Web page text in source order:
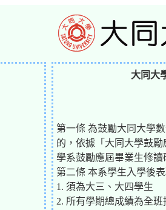
大同大
第一條 為鼓勵大同大學
的，依據「大同大學鼓
學系鼓勵應屆畢業生修
第二條 本系學生入學後
1. 須為大三、大四學生
2. 所有學期總成績為全